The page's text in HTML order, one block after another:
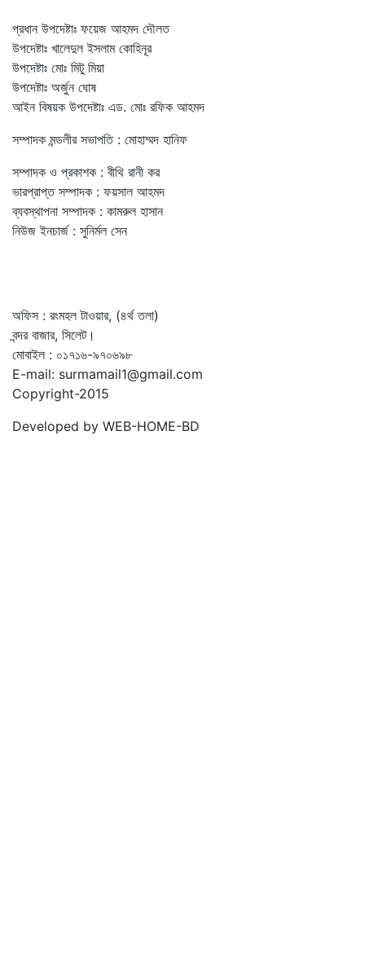
প্রধান উপদেষ্টাঃ ফয়েজ আহমদ দৌলত
উপদেষ্টাঃ খালেদুল ইসলাম কোহিনূর
উপদেষ্টাঃ মোঃ মিটু মিয়া
উপদেষ্টাঃ অর্জুন ঘোষ
আইন বিষয়ক উপদেষ্টাঃ এড. মোঃ রফিক আহমদ
সম্পাদক মন্ডলীর সভাপতি : মোহাম্মদ হানিফ
সম্পাদক ও প্রকাশক : বীথি রানী কর
ভারপ্রাপ্ত সম্পাদক : ফয়সাল আহমদ
ব্যবস্থাপনা সম্পাদক : কামরুল হাসান
নিউজ ইনচার্জ : সুনির্মল সেন
অফিস : রংমহল টাওয়ার, (৪র্থ তলা)
বন্দর বাজার, সিলেট।
মোবাইল : ০১৭১৬-৯৭০৬৯৮
E-mail: surmamail1@gmail.com
Copyright-2015
Developed by WEB-HOME-BD